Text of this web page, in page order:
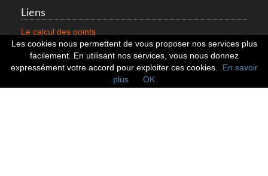
Liens
Le calcul des points
Mentions légales
Nous contacter
Cookies
Statistiques
Les cookies nous permettent de vous proposer nos services plus
facilement. En utilisant nos services, vous nous donnez
expressément votre accord pour exploiter ces cookies.
En savoir
plus
OK